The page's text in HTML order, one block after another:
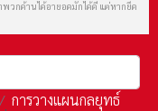
วกด้านได้อายอดมักได้ดี แต่หากยึด
การวางแผนกลยุทธ์